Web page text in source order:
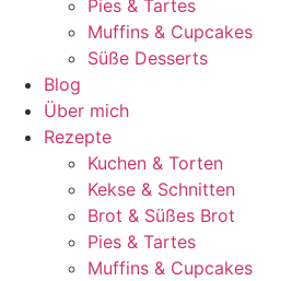
Pies & Tartes
Muffins & Cupcakes
Süße Desserts
Blog
Über mich
Rezepte
Kuchen & Torten
Kekse & Schnitten
Brot & Süßes Brot
Pies & Tartes
Muffins & Cupcakes